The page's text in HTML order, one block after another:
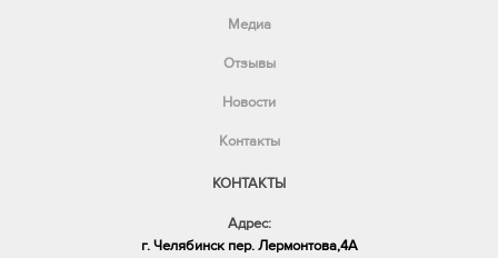
Медиа
Отзывы
Новости
Контакты
КОНТАКТЫ
Адрес:
г. Челябинск пер. Лермонтова,4А